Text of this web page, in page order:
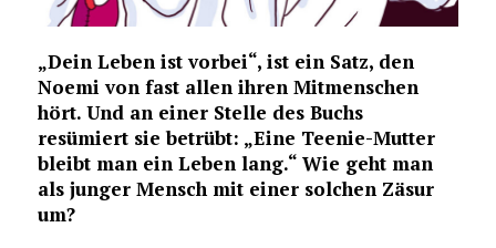
„Dein Leben ist vorbei“, ist ein Satz, den
Noemi von fast allen ihren Mitmenschen
hört. Und an einer Stelle des Buchs
resümiert sie betrübt: „Eine Teenie-Mutter
bleibt man ein Leben lang.“ Wie geht man
als junger Mensch mit einer solchen Zäsur
um?